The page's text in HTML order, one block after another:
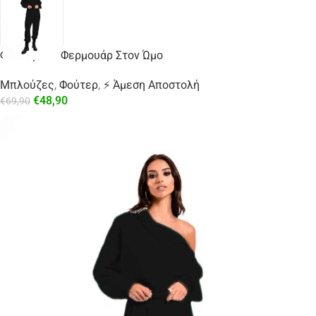
Φούτερ Με Φερμουάρ Στον Ώμο
Μπλούζες, Φούτερ, ⚡ Άμεση Αποστολή
€69,90 €48,90